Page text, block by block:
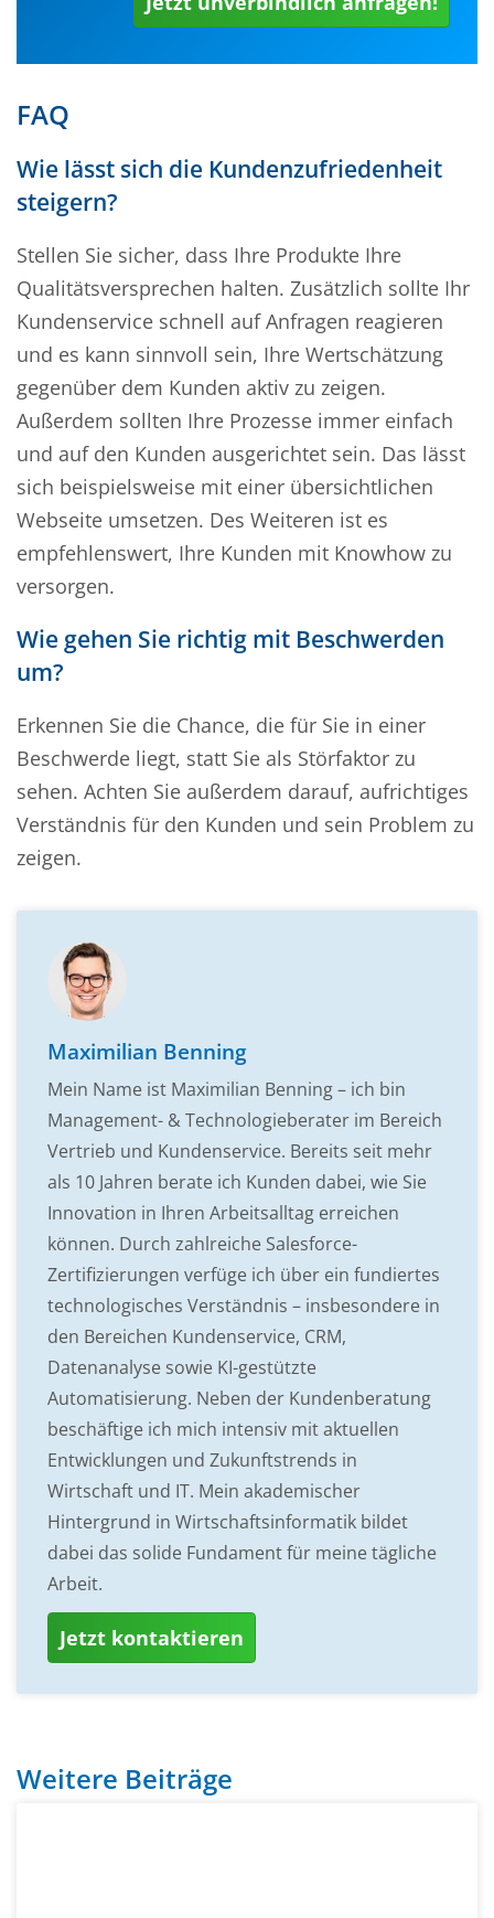
FAQ
Wie lässt sich die Kundenzufriedenheit
steigern?
Stellen Sie sicher, dass Ihre Produkte Ihre
Qualitätsversprechen halten. Zusätzlich sollte Ihr
Kundenservice schnell auf Anfragen reagieren
und es kann sinnvoll sein, Ihre Wertschätzung
gegenüber dem Kunden aktiv zu zeigen.
Außerdem sollten Ihre Prozesse immer einfach
und auf den Kunden ausgerichtet sein. Das lässt
sich beispielsweise mit einer übersichtlichen
Webseite umsetzen. Des Weiteren ist es
empfehlenswert, Ihre Kunden mit Knowhow zu
versorgen.
Wie gehen Sie richtig mit Beschwerden
um?
Erkennen Sie die Chance, die für Sie in einer
Beschwerde liegt, statt Sie als Störfaktor zu
sehen. Achten Sie außerdem darauf, aufrichtiges
Verständnis für den Kunden und sein Problem zu
zeigen.
Maximilian Benning
Mein Name ist Maximilian Benning – ich bin
Management- & Technologieberater im Bereich
Vertrieb und Kundenservice. Bereits seit mehr
als 10 Jahren berate ich Kunden dabei, wie Sie
Innovation in Ihren Arbeitsalltag erreichen
können. Durch zahlreiche Salesforce-
Zertifizierungen verfüge ich über ein fundiertes
technologisches Verständnis – insbesondere in
den Bereichen Kundenservice, CRM,
Datenanalyse sowie KI-gestützte
Automatisierung. Neben der Kundenberatung
beschäftige ich mich intensiv mit aktuellen
Entwicklungen und Zukunftstrends in
Wirtschaft und IT. Mein akademischer
Hintergrund in Wirtschaftsinformatik bildet
dabei das solide Fundament für meine tägliche
Arbeit.
Jetzt kontaktieren
Weitere Beiträge